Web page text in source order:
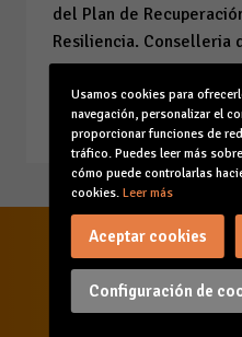
del Plan de
Resiliencia. Conselleria
Usamos cookies para
navegación, personalizar el
proporcionar funciones de
tráfico. Puedes leer más
cómo puede controlarlas
cookies. Leer más
Configuración de
Aceptar cookies